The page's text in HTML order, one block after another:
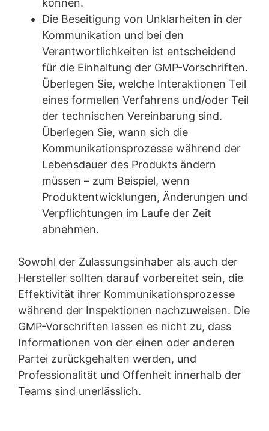
können.
Die Beseitigung von Unklarheiten in der
Kommunikation und bei den
Verantwortlichkeiten ist entscheidend
für die Einhaltung der GMP-Vorschriften.
Überlegen Sie, welche Interaktionen Teil
eines formellen Verfahrens und/oder Teil
der technischen Vereinbarung sind.
Überlegen Sie, wann sich die
Kommunikationsprozesse während der
Lebensdauer des Produkts ändern
müssen – zum Beispiel, wenn
Produktentwicklungen, Änderungen und
Verpflichtungen im Laufe der Zeit
abnehmen.
Sowohl der Zulassungsinhaber als auch der
Hersteller sollten darauf vorbereitet sein, die
Effektivität ihrer Kommunikationsprozesse
während der Inspektionen nachzuweisen. Die
GMP-Vorschriften lassen es nicht zu, dass
Informationen von der einen oder anderen
Partei zurückgehalten werden, und
Professionalität und Offenheit innerhalb der
Teams sind unerlässlich.